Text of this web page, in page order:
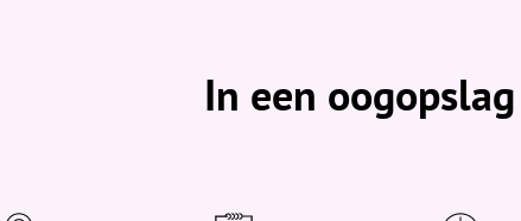
j
In een oogopslag